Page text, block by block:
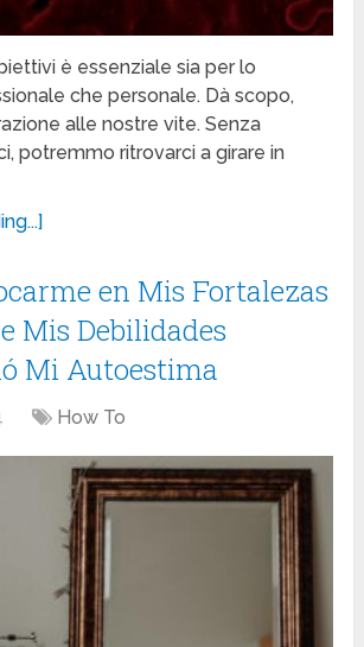
è essenziale sia per lo
che personale. Dà scopo,
alle nostre vite. Senza
potremmo ritrovarci a girare in
en Mis Fortalezas
Mis Debilidades
Mi Autoestima
How To